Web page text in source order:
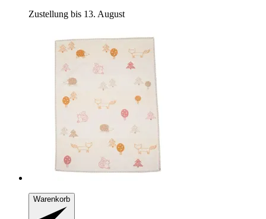
Zustellung bis 13. August
Warenkorb